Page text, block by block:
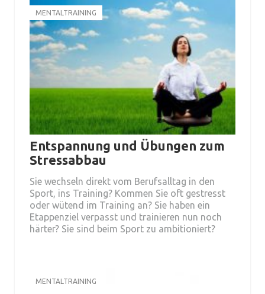
MENTALTRAINING
Entspannung und Übungen zum
Stressabbau
Sie wechseln direkt vom Berufsalltag in den
Sport, ins Training? Kommen Sie oft gestresst
oder wütend im Training an? Sie haben ein
Etappenziel verpasst und trainieren nun noch
härter? Sie sind beim Sport zu ambitioniert?
MENTALTRAINING